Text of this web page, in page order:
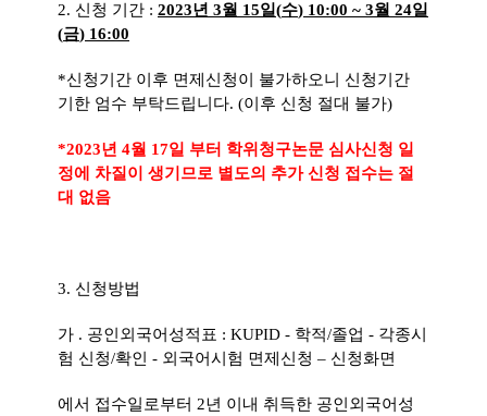
2. 신청 기간 : 2023년 3월 15일(수) 10:00 ~ 3월 24일
(금) 16:00
*신청기간 이후 면제신청이 불가하오니 신청기간
기한 엄수 부탁드립니다. (이후 신청 절대 불가)
*2023년 4월 17일 부터 학위청구논문 심사신청 일
정에 차질이 생기므로 별도의 추가 신청 접수는 절
대 없음
3. 신청방법
가 . 공인외국어성적표 : KUPID - 학적/졸업 - 각종시
험 신청/확인 - 외국어시험 면제신청 – 신청화면
에서 접수일로부터 2년 이내 취득한 공인외국어성